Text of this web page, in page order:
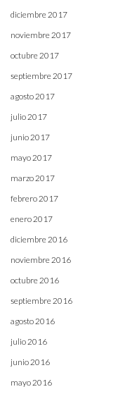
diciembre 2017
noviembre 2017
octubre 2017
septiembre 2017
agosto 2017
julio 2017
junio 2017
mayo 2017
marzo 2017
febrero 2017
enero 2017
diciembre 2016
noviembre 2016
octubre 2016
septiembre 2016
agosto 2016
julio 2016
junio 2016
mayo 2016